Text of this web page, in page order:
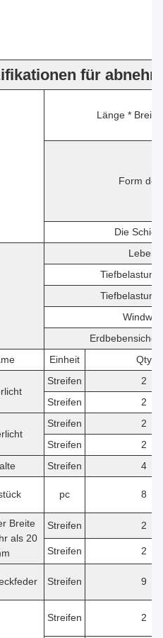
für
Länge *
Form
Die
Einheit Qty
Streifen
2
Streifen
2
Streifen
2
Streifen
2
Streifen 4
pc 8
Breite
als 20
Streifen 2
Streifen 2
Streifen 9
Streifen 2